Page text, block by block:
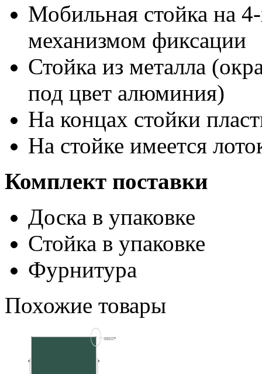
Мобильная стойка на
механизмом фиксации
Стойка из металла
под цвет алюминия)
На концах стойки
На стойке имеется
Комплект поставки
Доска в упаковке
Стойка в упаковке
Фурнитура
Похожие товары